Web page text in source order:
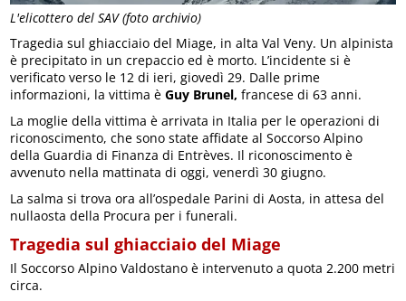
L'elicottero del SAV (foto archivio)
Tragedia sul ghiacciaio del Miage, in alta Val Veny. Un alpinista
è precipitato in un crepaccio ed è morto. L’incidente si è
verificato verso le 12 di ieri, giovedì 29. Dalle prime
informazioni, la vittima èGuy Brunel, francese di 63 anni.
La moglie della vittima è arrivata in Italia per le operazioni di
riconoscimento, che sono state affidate al Soccorso Alpino
della Guardia di Finanza di Entrèves. Il riconoscimento è
avvenuto nella mattinata di oggi, venerdì 30 giugno.
La salma si trova ora all’ospedale Parini di Aosta, in attesa del
nullaosta della Procura per i funerali.
Tragedia sul ghiacciaio del Miage
Il Soccorso Alpino Valdostano è intervenuto a quota 2.200 metri
circa.